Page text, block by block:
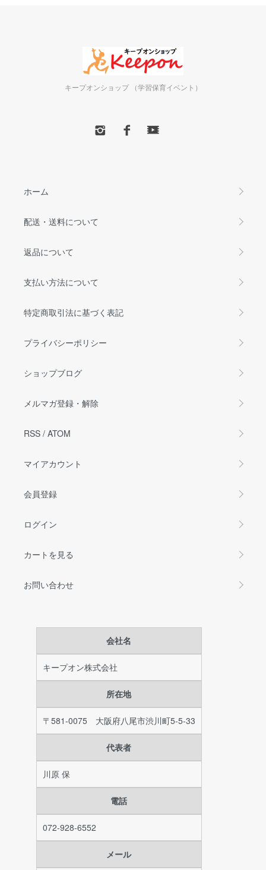
キープオンショップ （学習保育イベント）
ホーム
配送・送料について
返品について
支払い方法について
特定商取引法に基づく表記
プライバシーポリシー
ショップブログ
メルマガ登録・解除
RSS / ATOM
マイアカウント
会員登録
ログイン
カートを見る
お問い合わせ
会社名
キープオン株式会社
所在地
〒581-0075 大阪府八尾市渋川町5-5-33
代表者
川原 保
電話
072-928-6552
メール